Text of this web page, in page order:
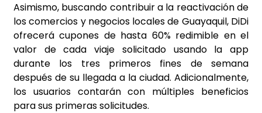
Asimismo, buscando contribuir a la reactivación de
los comercios y negocios locales de Guayaquil, DiDi
ofrecerá cupones de hasta 60% redimible en el
valor de cada viaje solicitado usando la app
durante los tres primeros fines de semana
después de su llegada a la ciudad. Adicionalmente,
los usuarios contarán con múltiples beneficios
para sus primeras solicitudes.